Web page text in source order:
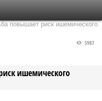
повышает риск ишемического
ишемического
5987